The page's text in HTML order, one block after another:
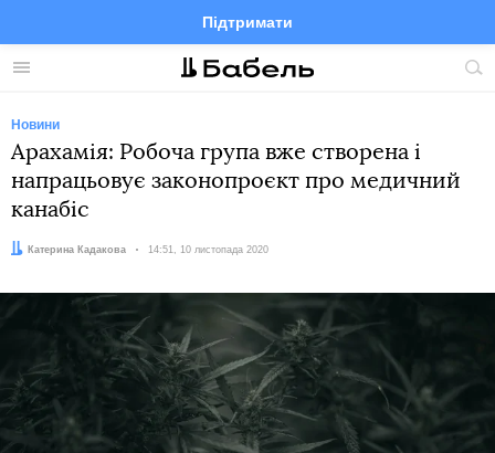
Меню
Підтримати
FacebookTelegramTwitter
Новини
Арахамія: Робоча група вже створена і
напрацьовує законопроєкт про медичний
канабіс
Автор:Катерина Кадакова Дата:
14:51, 10 листопада 2020